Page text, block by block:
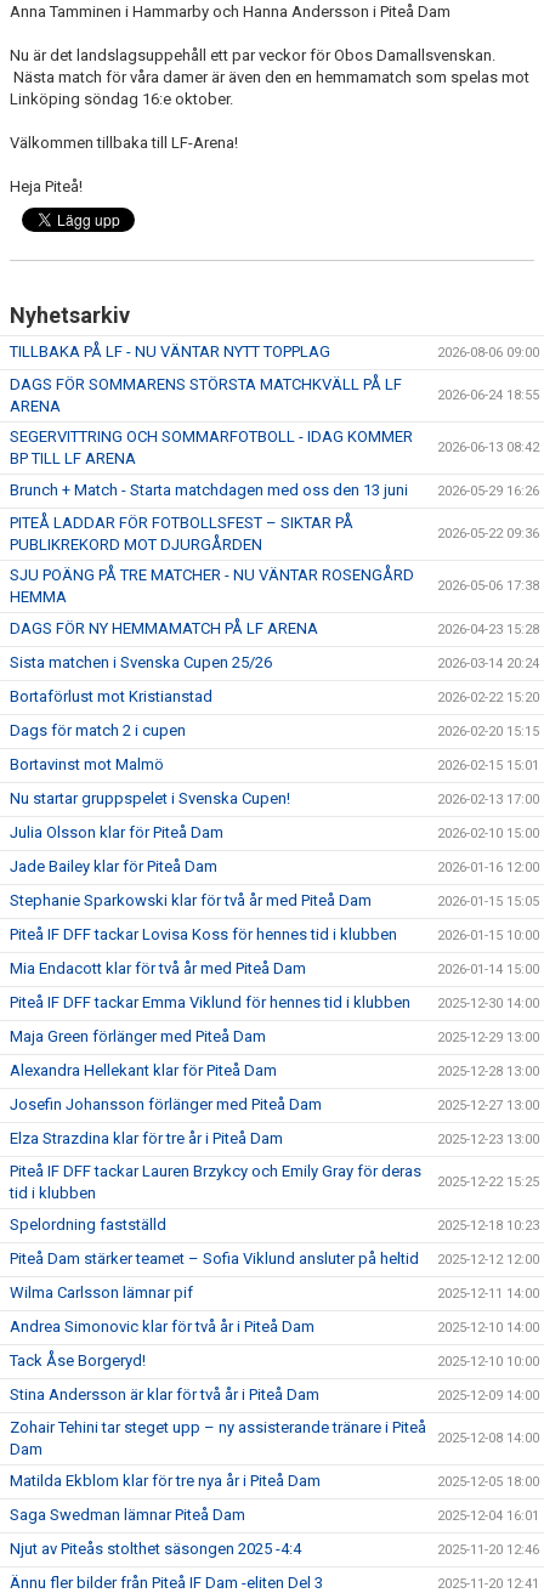
Anna Tamminen i Hammarby och Hanna Andersson i Piteå Dam
Nu är det landslagsuppehåll ett par veckor för Obos Damallsvenskan.
Nästa match för våra damer är även den en hemmamatch som spelas mot
Linköping söndag 16:e oktober.
Välkommen tillbaka till LF-Arena!
Heja Piteå!
Nyhetsarkiv
TILLBAKA PÅ LF - NU VÄNTAR NYTT TOPPLAG 2026-08-06 09:00
DAGS FÖR SOMMARENS STÖRSTA MATCHKVÄLL PÅ LF
ARENA
2026-06-24 18:55
SEGERVITTRING OCH SOMMARFOTBOLL - IDAG KOMMER
BP TILL LF ARENA
2026-06-13 08:42
Brunch + Match - Starta matchdagen med oss den 13 juni 2026-05-29 16:26
PITEÅ LADDAR FÖR FOTBOLLSFEST – SIKTAR PÅ
PUBLIKREKORD MOT DJURGÅRDEN
2026-05-22 09:36
SJU POÄNG PÅ TRE MATCHER - NU VÄNTAR ROSENGÅRD
HEMMA
2026-05-06 17:38
DAGS FÖR NY HEMMAMATCH PÅ LF ARENA 2026-04-23 15:28
Sista matchen i Svenska Cupen 25/26 2026-03-14 20:24
Bortaförlust mot Kristianstad 2026-02-22 15:20
Dags för match 2 i cupen 2026-02-20 15:15
Bortavinst mot Malmö 2026-02-15 15:01
Nu startar gruppspelet i Svenska Cupen! 2026-02-13 17:00
Julia Olsson klar för Piteå Dam 2026-02-10 15:00
Jade Bailey klar för Piteå Dam 2026-01-16 12:00
Stephanie Sparkowski klar för två år med Piteå Dam 2026-01-15 15:05
Piteå IF DFF tackar Lovisa Koss för hennes tid i klubben 2026-01-15 10:00
Mia Endacott klar för två år med Piteå Dam 2026-01-14 15:00
Piteå IF DFF tackar Emma Viklund för hennes tid i klubben 2025-12-30 14:00
Maja Green förlänger med Piteå Dam 2025-12-29 13:00
Alexandra Hellekant klar för Piteå Dam 2025-12-28 13:00
Josefin Johansson förlänger med Piteå Dam 2025-12-27 13:00
Elza Strazdina klar för tre år i Piteå Dam 2025-12-23 13:00
Piteå IF DFF tackar Lauren Brzykcy och Emily Gray för deras
tid i klubben
2025-12-22 15:25
Spelordning fastställd 2025-12-18 10:23
Piteå Dam stärker teamet – Sofia Viklund ansluter på heltid 2025-12-12 12:00
Wilma Carlsson lämnar pif 2025-12-11 14:00
Andrea Simonovic klar för två år i Piteå Dam 2025-12-10 14:00
Tack Åse Borgeryd! 2025-12-10 10:00
Stina Andersson är klar för två år i Piteå Dam 2025-12-09 14:00
Zohair Tehini tar steget upp – ny assisterande tränare i Piteå
Dam
2025-12-08 14:00
Matilda Ekblom klar för tre nya år i Piteå Dam 2025-12-05 18:00
Saga Swedman lämnar Piteå Dam 2025-12-04 16:01
Njut av Piteås stolthet säsongen 2025 -4:4 2025-11-20 12:46
Ännu fler bilder från Piteå IF Dam -eliten Del 3 2025-11-20 12:41